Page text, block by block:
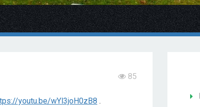
85
youtu.be/wYl3joH0zB8 .